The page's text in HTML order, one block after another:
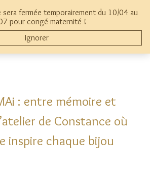
sera fermée temporairement du 10/04 au
pour congé maternité !
Ignorer
0 mon compte
: entre mémoire et
de Constance où
inspire chaque bijou